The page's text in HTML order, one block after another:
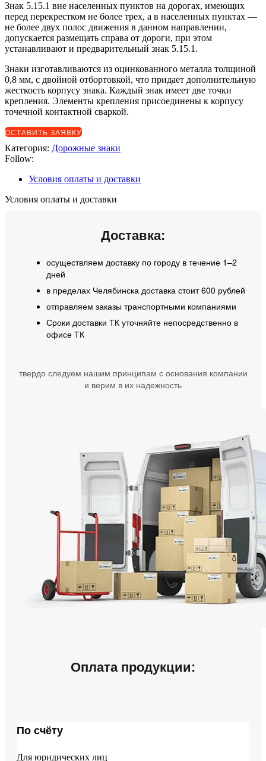
Знак 5.15.1 вне населенных пунктов на дорогах, имеющих
перед перекрестком не более трех, а в населенных пунктах —
не более двух полос движения в данном направлении,
допускается размещать справа от дороги, при этом
устанавливают и предварительный знак 5.15.1.
Знаки изготавливаются из оцинкованного металла толщиной
0,8 мм, с двойной отбортовкой, что придает дополнительную
жесткость корпусу знака. Каждый знак имеет две точки
крепления. Элементы крепления присоединены к корпусу
точечной контактной сваркой.
ОСТАВИТЬ ЗАЯВКУ
Категория: Дорожные знаки
Follow:
Условия оплаты и доставки
Условия оплаты и доставки
Доставка:
осуществляем доставку по городу в течение 1–2
дней
в пределах Челябинска доставка стоит 600 рублей
отправляем заказы транспортными компаниями
Сроки доставки ТК уточняйте непосредственно в
офисе ТК
твердо следуем нашим принципам с основания компании
и верим в их надежность
Оплата продукции:
По счёту
Для юридических лиц